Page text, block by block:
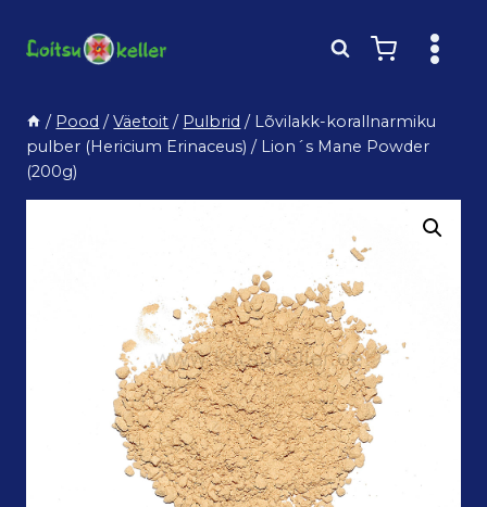
/ Pood / Väetoit / Pulbrid / Lõvilakk-korallnarmiku
pulber (Hericium Erinaceus) / Lion´s Mane Powder
(200g)